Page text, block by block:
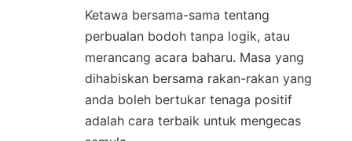
Ketawa bersama-sama tentang
perbualan bodoh tanpa logik, atau
merancang acara baharu. Masa yang
dihabiskan bersama rakan-rakan yang
anda boleh bertukar tenaga positif
adalah cara terbaik untuk mengecas